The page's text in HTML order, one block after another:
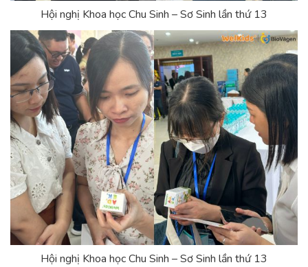
Hội nghị Khoa học Chu Sinh – Sơ Sinh lần thứ 13
Hội nghị Khoa học Chu Sinh – Sơ Sinh lần thứ 13